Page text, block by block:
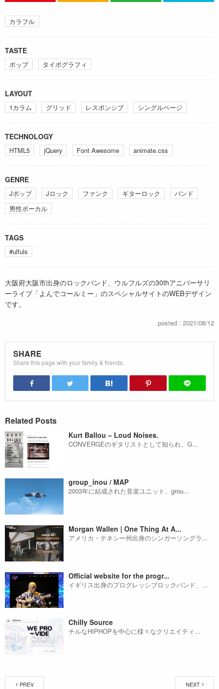
カラフル
TASTE
ポップ タイポグラフィ
LAYOUT
1カラム グリッド レスポンシブ シングルページ
TECHNOLOGY
HTML5 jQuery Font Awesome animate.css
GENRE
Jポップ Jロック ファンク ギターロック
バンド
男性ボーカル
TAGS
#ulfuls
大阪府大阪市出身のロックバンド、ウルフルズの30thアニバーサリ
ーライブ「よんでコールミー」のスペシャルサイトのWEBデザイン
です。
posted : 2021/08/12
SHARE
Share this page with your family & friends.
Related Posts
Kurt Ballou – Loud Noises.
CONVERGEのギタリストとして知られ、G...
group_inou / MAP
2003年に結成された音楽ユニット、grou...
Morgan Wallen | One Thing At A...
アメリカ・テネシー州出身のシンガーソングラ...
Official website for the progr...
イギリス出身のプログレッシブロックバンド、...
Chilly Source
チルなHIPHOPを中心に様々なクリエイティ...
PREV NEXT